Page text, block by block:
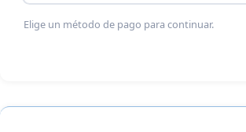
Elige un método de pago para continuar.